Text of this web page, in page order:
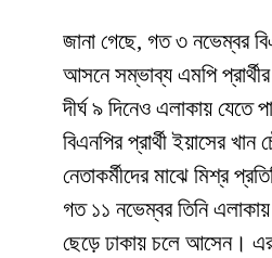
জানা গেছে, গত ৩ নভেম্বর
আসনে সম্ভাব্য এমপি
দীর্ঘ ৯ দিনেও এলাকায় যেতে
বিএনপির প্রার্থী ইয়াসের
নেতাকর্মীদের মাঝে মিশ্র
গত ১১ নভেম্বর তিনি
ছেড়ে ঢাকায় চলে আসেন।